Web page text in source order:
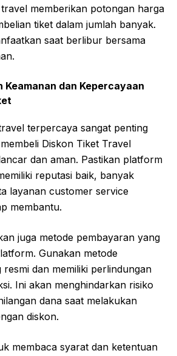
memberikan potongan harga
tiket dalam jumlah banyak.
saat berlibur bersama
Keamanan dan Kepercayaan
terpercaya sangat penting
Diskon Tiket Travel
dan aman. Pastikan platform
reputasi baik, banyak
layanan customer service
membantu.
juga metode pembayaran yang
Gunakan metode
dan memiliki perlindungan
Ini akan menghindarkan risiko
dana saat melakukan
diskon.
membaca syarat dan ketentuan